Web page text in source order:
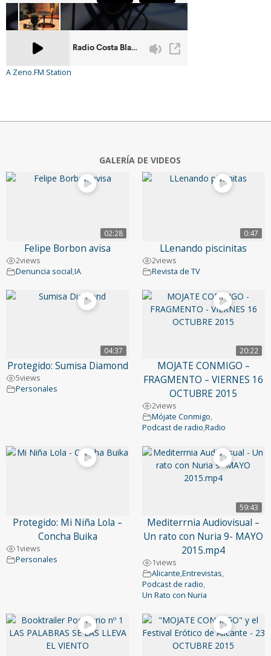
A Zeno.FM Station
GALERÍA DE VIDEOS
02:28
Felipe Borbon avisa
2views
Denuncia social,IA
0:47
LLenando piscinitas
2views
Revista de TV
04:37
Protegido: Sumisa Diamond
5views
Personales
20:22
MOJATE CONMIGO –
FRAGMENTO – VIERNES 16
OCTUBRE 2015
2views
Mójate Conmigo,
Podcast de radio,Radio
Protegido: Mi Niña Lola –
Concha Buika
1views
Personales
59:43
Mediterrnia Audiovisual –
Un rato con Nuria 9- MAYO
2015.mp4
1views
Alicante,Entrevistas,
Podcast de radio,
Un Rato con Nuria